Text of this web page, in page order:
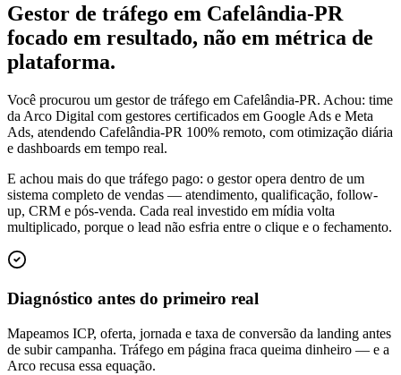
Gestor de tráfego em Cafelândia-PR
focado em resultado, não em métrica de
plataforma.
Você procurou um gestor de tráfego em Cafelândia-PR. Achou: time
da Arco Digital com gestores certificados em Google Ads e Meta
Ads, atendendo Cafelândia-PR 100% remoto, com otimização diária
e dashboards em tempo real.
E achou mais do que tráfego pago: o gestor opera dentro de um
sistema completo de vendas — atendimento, qualificação, follow-
up, CRM e pós-venda. Cada real investido em mídia volta
multiplicado, porque o lead não esfria entre o clique e o fechamento.
Diagnóstico antes do primeiro real
Mapeamos ICP, oferta, jornada e taxa de conversão da landing antes
de subir campanha. Tráfego em página fraca queima dinheiro — e a
Arco recusa essa equação.